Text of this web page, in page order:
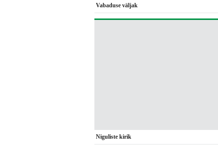
Vabaduse väljak
Niguliste kirik